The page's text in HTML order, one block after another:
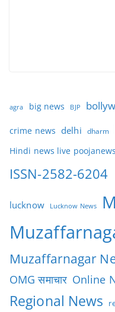
agra big news BJP
crime news delhi dharm
Hindi news live poojanews
ISSN-2582-6204
lucknow Lucknow News
Muzaffarnagar
OMG समाचार Online
Regional News